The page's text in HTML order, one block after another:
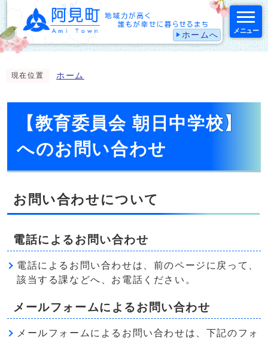
ホームへ メニュー
現在位置 ホーム
【教育委員会 朝日中学校】
へのお問い合わせ
お問い合わせについて
電話によるお問い合わせ
電話によるお問い合わせは、前のページに戻って、
該当する課などへ、お電話ください。
メールフォームによるお問い合わせ
メールフォームによるお問い合わせは、下記のフォ